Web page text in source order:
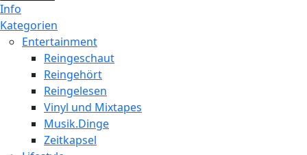
Info
Kategorien
Entertainment
Reingeschaut
Reingehört
Reingelesen
Vinyl und Mixtapes
Musik.Dinge
Zeitkapsel